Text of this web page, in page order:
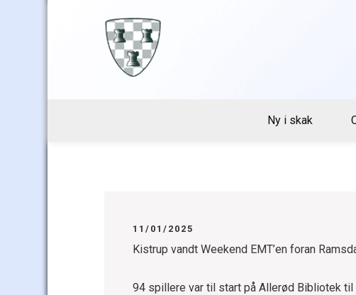
Ny i skak
11/01/2025
Kistrup vandt Weekend EMT’en foran
94 spillere var til start på Allerød Bibliotek